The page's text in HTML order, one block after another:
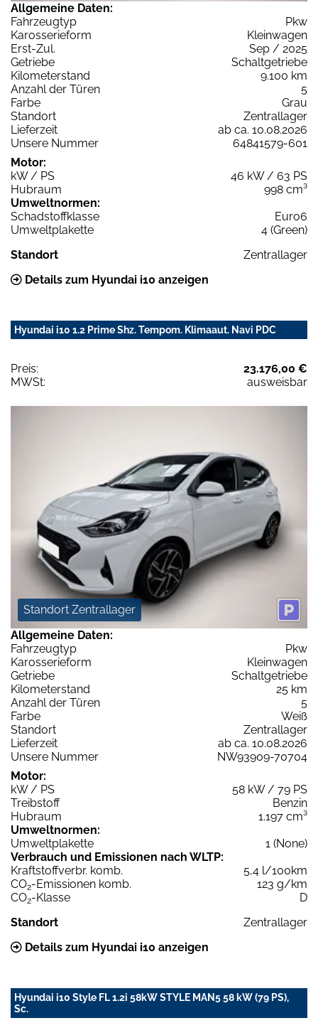
Allgemeine Daten:
Fahrzeugtyp
Pkw
Karosserieform
Kleinwagen
Erst-Zul.
Sep / 2025
Getriebe
Schaltgetriebe
Kilometerstand
9.100 km
Anzahl der Türen
5
Farbe
Grau
Standort
Zentrallager
Lieferzeit
ab ca. 10.08.2026
Unsere Nummer
64841579-601
Motor:
kW / PS
46 kW / 63 PS
Hubraum
998 cm³
Umweltnormen:
Schadstoffklasse
Euro6
Umweltplakette
4 (Green)
Standort
Zentrallager
Details zum Hyundai i10 anzeigen
Hyundai i10 1.2 Prime Shz. Tempom. Klimaaut. Navi PDC
Preis:
23.176,00 €
MWSt:
ausweisbar
Standort Zentrallager
Allgemeine Daten:
Fahrzeugtyp
Pkw
Karosserieform
Kleinwagen
Getriebe
Schaltgetriebe
Kilometerstand
25 km
Anzahl der Türen
5
Farbe
Weiß
Standort
Zentrallager
Lieferzeit
ab ca. 10.08.2026
Unsere Nummer
NW93909-70704
Motor:
kW / PS
58 kW / 79 PS
Treibstoff
Benzin
Hubraum
1.197 cm³
Umweltnormen:
Umweltplakette
1 (None)
Verbrauch und Emissionen nach WLTP:
Kraftstoffverbr. komb.
5,4 l/100km
CO2-Emissionen komb.
123 g/km
CO2-Klasse
D
Standort
Zentrallager
Details zum Hyundai i10 anzeigen
Hyundai i10 Style FL 1.2i 58kW STYLE MAN5 58 kW (79 PS),
Sc.